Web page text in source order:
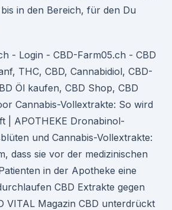
in den Bereich, für den Du
- Login - CBD-Farm05.ch - CBD
THC, CBD, Cannabidiol, CBD-
Öl kaufen, CBD Shop, CBD
Cannabis-Vollextrakte: So wird
| APOTHEKE Dronabinol-
und Cannabis-Vollextrakte:
dass sie vor der medizinischen
in der Apotheke eine
CBD Extrakte gegen
VITAL Magazin CBD unterdrückt